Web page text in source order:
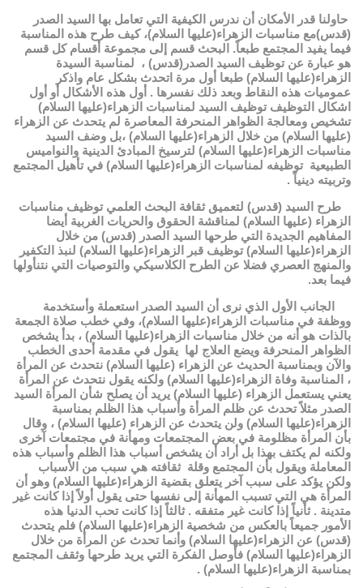
حاولنا قدر الأمكان أن ندرس الكيفية التي تعامل بها السيد الصدر
(قدس)مع مناسبات الزهراء(عليها السلام)، كيف طرح هذه المناسبة
فيما يفيد المجتمع طبعاً. البحث قسم إلى مجموعة أقسام كل قسم
هو عبارة عن توظيف السيد الصدر(قدس) ، لمناسبة السيدة
الزهراء(عليها السلام) طبعا أول مرة اتحدث بشكل عام واذكر
عموميات هذه النقاط وبعد ذلك نفسرها . أول هذه الأشكال أو أول
اشكال التوظيف توظيف السيد لمناسبات الزهراء(عليها السلام)
تشخيص ومعالجة الظواهر المنحرفة المعاصرة لم يتحدث عن الزهراء
(عليها السلام) من خلال الزهراء(عليها السلام) ،بل وضف السيد
مناسبات الزهراء(عليها السلام) لترسيخ المبادئ الدينية والنواميس
الطبيعية توظيفه لمناسبات الزهراء(عليها السلام) في تأهيل المجتمع
وتربيته دينياً .
طرح السيد (قدس) لتعميق ثقافة البحث العلمي توظيف مناسبات
الزهراء (عليها السلام) لمناقشة الحقوق والحريات الغربية أيضا
المفاهيم الجديدة التي طرحها السيد الصدر (قدس) من خلال
الزهراء(عليها السلام) توظيف قبر الزهراء(عليها السلام) لنبذ التكفير
والمنهج العصري فضلا عن الطرح الكلاسيكي والتوصيات التي نتنأولها
فيما بعد.
الجانب الأول الذي نرى أن السيد الصدر استعملة وأستخدمة
ووظفة في مناسبات الزهراء(عليها السلام)، وفي خطب صلاة الجمعة
بالذات هو أنه من خلال مناسبات الزهراء(عليها السلام) ، بدأ يشخص
الظواهر المنحرفة ويضع العلاج لها يقول في مقدمة أحدى الخطب
والآن وبمناسبة الحديث عن الزهراء (عليها السلام) نتحدث عن المرأة
، المناسبة وفاة الزهراء(عليها السلام) ولكنه يقول نتحدث عن المرأة
يعني يستعمل الزهراء (عليها السلام) يريد أن يصلح شأن المرأة السيد
الصدر مثلاً تحدث عن ظلم المرأة وأسباب هذا الظلم بمناسبة
الزهراء(عليها السلام) ولن يتحدث عن الزهراء (عليها السلام) ، وقال
بأن المرأة مظلومة في بعض المجتمعات ومهأنة في مجتمعات آخرى
ولكنه لم يكتف بهذا بل أراد أن يشخص أسباب هذا الظلم وأسباب هذه
المعاملة ويقول بأن المجتمع وقلة ثقافته هي سبب من الأسباب
ولكن يؤكد على سبب آخر يتعلق بقضية الزهراء(عليها السلام) وهو أن
المرأة هي التي تسبب المهأنة إلى نفسها حتى يقول أولاً إذا كانت غير
متدينة . ثأنياً إذا كانت غير متفقه . ثالثاً إذا كانت تحب الدنيا هذه
الأمور جميعاً بالعكس من شخصية الزهراء(عليها السلام) فلم يتحدث
(قدس) عن الزهراء(عليها السلام) وأنما تحدث عن المرأة من خلال
الزهراء(عليها السلام) فأوصل الفكرة التي يريد طرحها وثقف المجتمع
بمناسبة الزهراء(عليها السلام) .